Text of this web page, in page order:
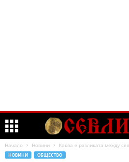
Начало Новини Каква е разликата между
НОВИНИ ОБЩЕСТВО